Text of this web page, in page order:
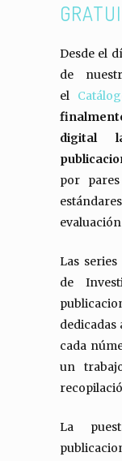
Desde el
de
el
digital
por
Las
de
dedicadas
cada
un
La